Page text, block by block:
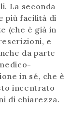
La seconda
più facilità di
(che è già in
e
da parte
in sé, che è
incentrato
di chiarezza.